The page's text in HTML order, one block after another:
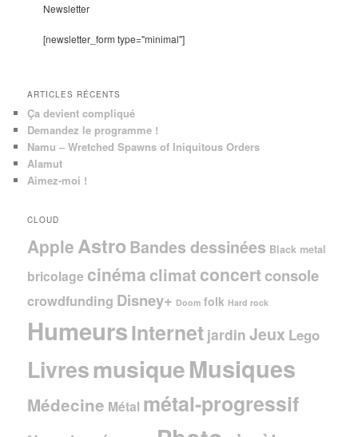
Newsletter
[newsletter_form type="minimal"]
ARTICLES RÉCENTS
Ça devient compliqué
Demandez le programme !
Namu – Wretched Spawns of Iniquitous Orders
Alamut
Aimez-moi !
CLOUD
Apple AstroBandes dessinées Black metal
bricolage cinéma climat concertconsole
crowdfunding Disney+ Doom folk Hard rock
HumeursInternet jardin Jeux Lego
LivresmusiqueMusiques
Médecine Métal métal-progressif